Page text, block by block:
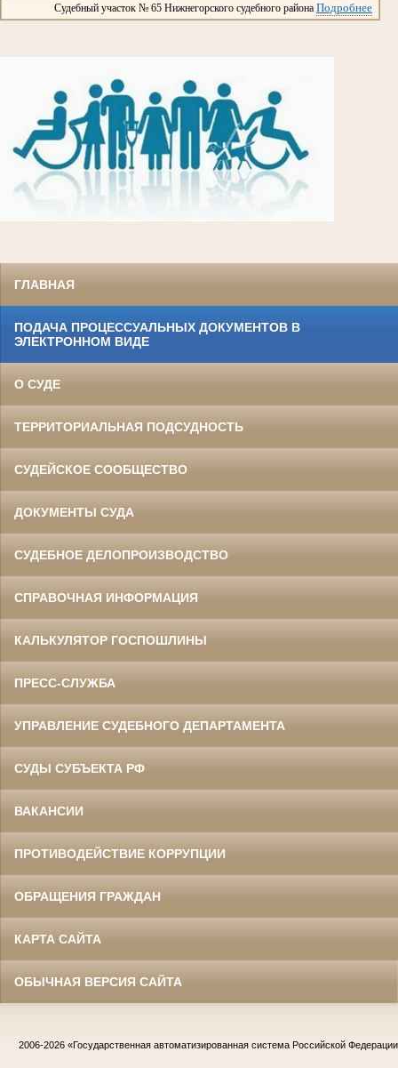
Судебный участок № 65 Нижнегорского судебного района Подробнее
ГЛАВНАЯ
ПОДАЧА ПРОЦЕССУАЛЬНЫХ ДОКУМЕНТОВ В
ЭЛЕКТРОННОМ ВИДЕ
О СУДЕ
ТЕРРИТОРИАЛЬНАЯ ПОДСУДНОСТЬ
СУДЕЙСКОЕ СООБЩЕСТВО
ДОКУМЕНТЫ СУДА
СУДЕБНОЕ ДЕЛОПРОИЗВОДСТВО
СПРАВОЧНАЯ ИНФОРМАЦИЯ
КАЛЬКУЛЯТОР ГОСПОШЛИНЫ
ПРЕСС-СЛУЖБА
УПРАВЛЕНИЕ СУДЕБНОГО ДЕПАРТАМЕНТА
СУДЫ СУБЪЕКТА РФ
ВАКАНСИИ
ПРОТИВОДЕЙСТВИЕ КОРРУПЦИИ
ОБРАЩЕНИЯ ГРАЖДАН
КАРТА САЙТА
ОБЫЧНАЯ ВЕРСИЯ САЙТА
2006-2026 «Государственная автоматизированная система Российской